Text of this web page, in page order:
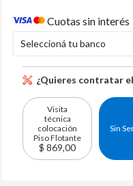
Cuotas sin interés
Seleccioná tu banco
¿Quieres contratar
Visita
técnica
colocación
Piso Flotante
$ 869,00
Sin